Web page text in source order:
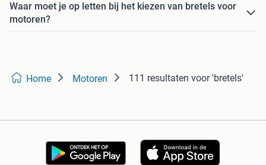
Waar moet je op letten bij het kiezen van bretels voor
motoren?
Home Motoren 111 resultaten voor 'bretels'